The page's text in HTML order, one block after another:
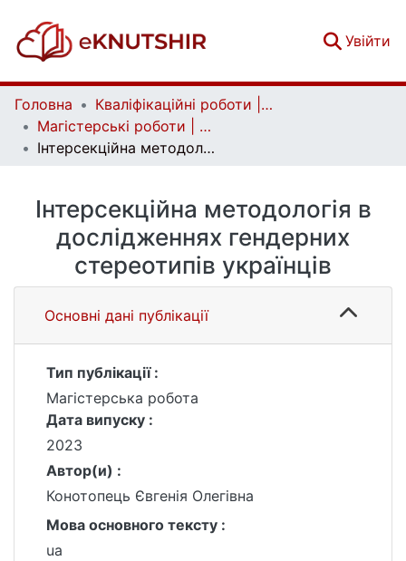
Увійти
Головна
Кваліфікаційні роботи | Qualifying works
Магістерські роботи | Master's theses
Інтерсекційна методологія в дослідженнях гендерних стереотипів українців
Інтерсекційна методологія в
дослідженнях гендерних
стереотипів українців
Основні дані публікації
Тип публікації :
Магістерська робота
Дата випуску :
2023
Автор(и) :
Конотопець Євгенія Олегівна
Мова основного тексту :
ua